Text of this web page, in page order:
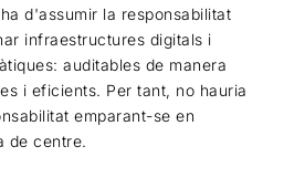
d'assumir la responsabilitat
infraestructures digitals i
auditables de manera
i eficients. Per tant, no hauria
emparant-se en
de centre.